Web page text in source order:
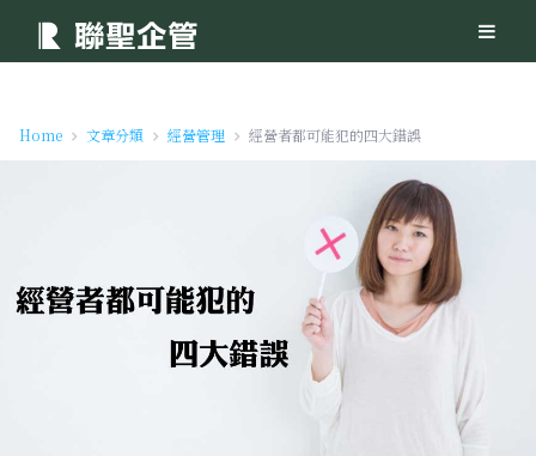
Home 文章分類 經營管理 經營者都可能犯的四大錯誤